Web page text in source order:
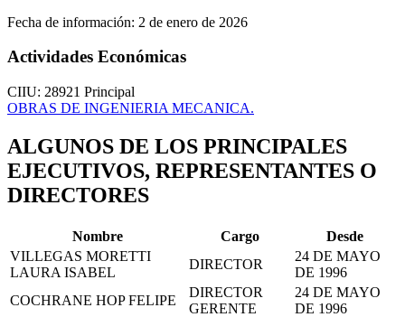
Fecha de información: 2 de enero de 2026
Actividades Económicas
CIIU: 28921 Principal
OBRAS DE INGENIERIA MECANICA.
ALGUNOS DE LOS PRINCIPALES
EJECUTIVOS, REPRESENTANTES O
DIRECTORES
Nombre Cargo
Desde
VILLEGAS MORETTI
LAURA ISABEL
DIRECTOR
24 DE MAYO
DE 1996
COCHRANE HOP FELIPE
DIRECTOR
GERENTE
24 DE MAYO
DE 1996